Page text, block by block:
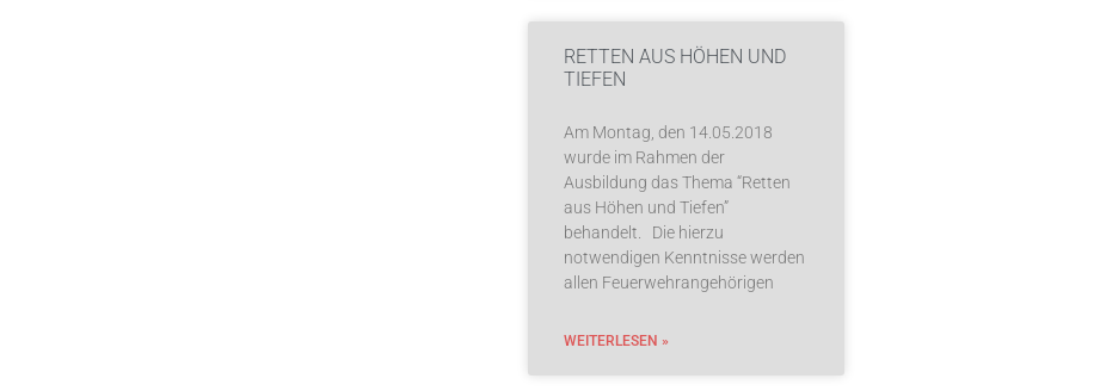
RETTEN AUS HÖHEN UND
TIEFEN
Am Montag, den 14.05.2018
wurde im Rahmen der
Ausbildung das Thema “Retten
aus Höhen und Tiefen”
behandelt. Die hierzu
notwendigen Kenntnisse werden
allen Feuerwehrangehörigen
WEITERLESEN »